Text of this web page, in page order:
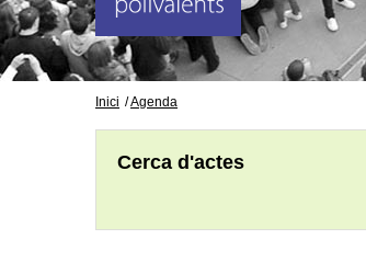
Inici Agenda
Cerca d'actes